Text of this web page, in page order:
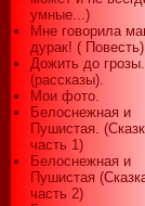
умные...)
Мне говорила
дурак! (
Дожить до грозы.
(рассказы).
Мои фото.
Белоснежная и
Пушистая.
часть 1)
Белоснежная и
Пушистая
часть 2)